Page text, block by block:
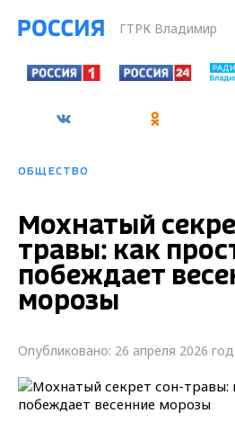
ГТРК Владимир
ОБЩЕСТВО
Мохнатый
травы: как
побеждает
морозы
Опубликовано: 26 апреля 2026